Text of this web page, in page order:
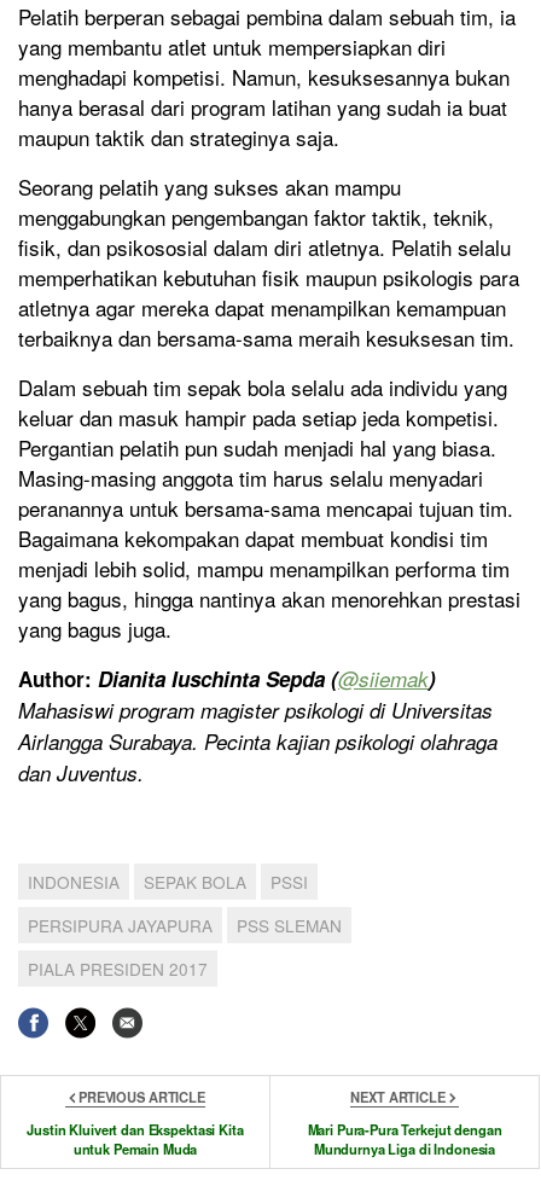
Pelatih berperan sebagai pembina dalam sebuah tim, ia
yang membantu atlet untuk mempersiapkan diri
menghadapi kompetisi. Namun, kesuksesannya bukan
hanya berasal dari program latihan yang sudah ia buat
maupun taktik dan strateginya saja.
Seorang pelatih yang sukses akan mampu
menggabungkan pengembangan faktor taktik, teknik,
fisik, dan psikososial dalam diri atletnya. Pelatih selalu
memperhatikan kebutuhan fisik maupun psikologis para
atletnya agar mereka dapat menampilkan kemampuan
terbaiknya dan bersama-sama meraih kesuksesan tim.
Dalam sebuah tim sepak bola selalu ada individu yang
keluar dan masuk hampir pada setiap jeda kompetisi.
Pergantian pelatih pun sudah menjadi hal yang biasa.
Masing-masing anggota tim harus selalu menyadari
peranannya untuk bersama-sama mencapai tujuan tim.
Bagaimana kekompakan dapat membuat kondisi tim
menjadi lebih solid, mampu menampilkan performa tim
yang bagus, hingga nantinya akan menorehkan prestasi
yang bagus juga.
Author: Dianita Iuschinta Sepda (@siiemak)
Mahasiswi program magister psikologi di Universitas
Airlangga Surabaya. Pecinta kajian psikologi olahraga
dan Juventus.
INDONESIA SEPAK BOLA
PSSI
PERSIPURA JAYAPURA
PSS SLEMAN
PIALA PRESIDEN 2017
PREVIOUS ARTICLE
Justin Kluivert dan Ekspektasi Kita
untuk Pemain Muda
NEXT ARTICLE
Mari Pura-Pura Terkejut dengan
Mundurnya Liga di Indonesia